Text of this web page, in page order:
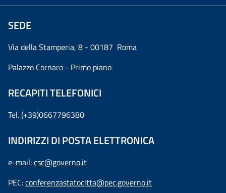
SEDE
Via della Stamperia, 8 - 00187 Roma
Palazzo Cornaro - Primo piano
RECAPITI TELEFONICI
Tel. (+39)0667796380
INDIRIZZI DI POSTA ELETTRONICA
e-mail:csc@governo.it
PEC:conferenzastatocitta@pec.governo.it